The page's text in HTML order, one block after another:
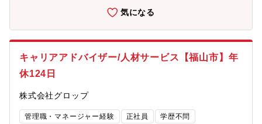
ング現在の就業状況の確認や今後のキャリアパスの相談などをお
伺いし、求職者の方がイキイキと働いていけるような職場をご紹
介します。長期的な活躍やその人の成長を見据えて、時には厳し
いことを伝えることも大切です。希望だけではなく、適性にあっ
たお仕事をご提案していただきます。▼企業への人材ニーズの深
掘り企業に対して、人材ニーズについてヒアリングします。担当
者への誠実な対応を心がけ、長期的な関係の構築を目指してくだ
え、自信を持って提案することが大切です。
気になる
キャリアアドバイザー/人材サービス【福山市】年
休124日
株式会社グロップ
管理職・マネージャー経験 正社員 学歴不問